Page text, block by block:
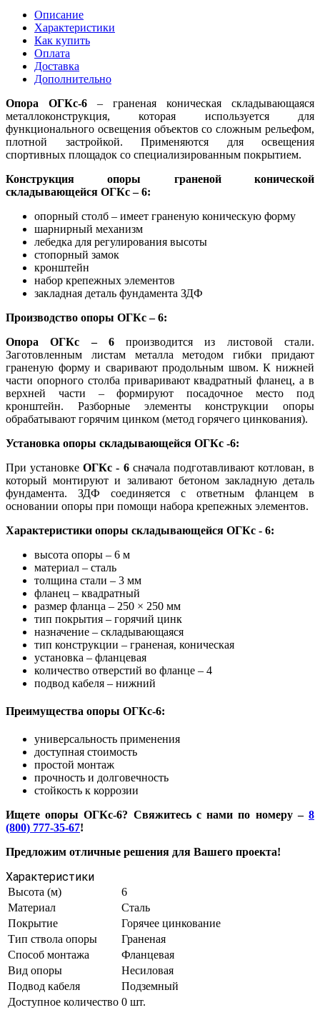
Описание
Характеристики
Как купить
Оплата
Доставка
Дополнительно
Опора ОГКс-6 – граненая коническая складывающаяся
металлоконструкция, которая используется для
функционального освещения объектов со сложным рельефом,
плотной застройкой. Применяются для освещения
спортивных площадок со специализированным покрытием.
Конструкция опоры граненой конической
складывающейся ОГКс – 6:
опорный столб – имеет граненую коническую форму
шарнирный механизм
лебедка для регулирования высоты
стопорный замок
кронштейн
набор крепежных элементов
закладная деталь фундамента ЗДФ
Производство опоры ОГКс – 6:
Опора ОГКс – 6производится из листовой стали.
Заготовленным листам металла методом гибки придают
граненую форму и сваривают продольным швом. К нижней
части опорного столба приваривают квадратный фланец, а в
верхней части – формируют посадочное место под
кронштейн. Разборные элементы конструкции опоры
обрабатывают горячим цинком (метод горячего цинкования).
Установка опоры складывающейся ОГКс -6:
При установкеОГКс - 6сначала подготавливают котлован, в
который монтируют и заливают бетоном закладную деталь
фундамента. ЗДФ соединяется с ответным фланцем в
основании опоры при помощи набора крепежных элементов.
Характеристики опоры складывающейся ОГКс - 6:
высота опоры – 6 м
материал – сталь
толщина стали – 3 мм
фланец – квадратный
размер фланца – 250 × 250 мм
тип покрытия – горячий цинк
назначение – складывающаяся
тип конструкции – граненая, коническая
установка – фланцевая
количество отверстий во фланце – 4
подвод кабеля – нижний
Преимущества опоры ОГКс-6:
универсальность применения
доступная стоимость
простой монтаж
прочность и долговечность
стойкость к коррозии
Ищете опоры ОГКс-6? Свяжитесь с нами по номеру – 8
(800) 777-35-67!
Предложим отличные решения для Вашего проекта!
Характеристики
Высота (м)
6
Материал
Сталь
Покрытие
Горячее цинкование
Тип ствола опоры
Граненая
Способ монтажа
Фланцевая
Вид опоры
Несиловая
Подвод кабеля
Подземный
Доступное количество 0 шт.